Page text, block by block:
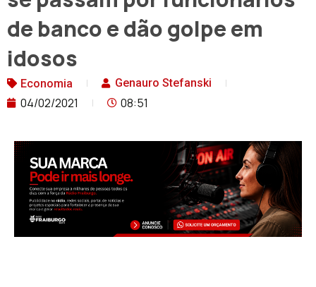
de banco e dão golpe em
idosos
Economia Genauro Stefanski
04/02/2021 08:51